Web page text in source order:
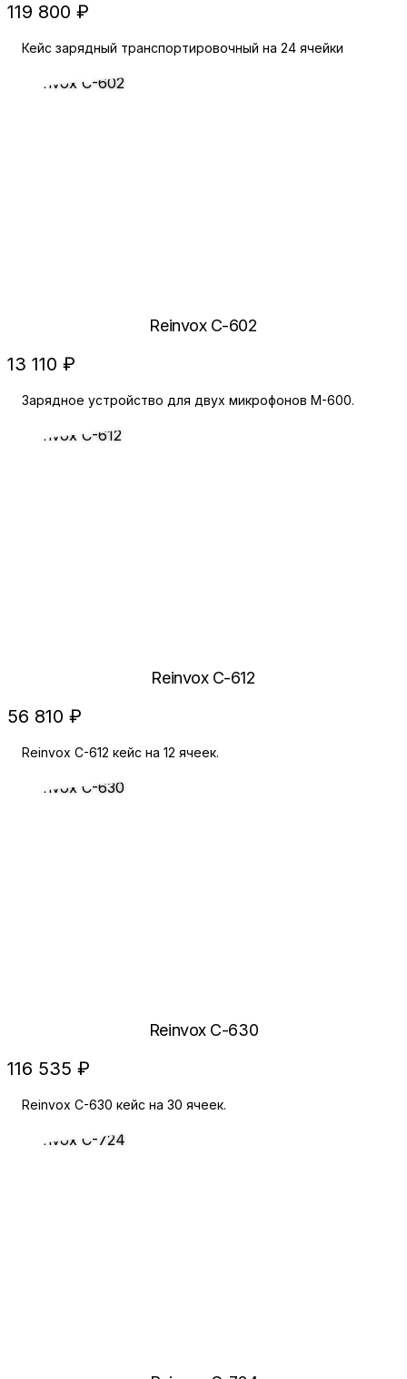
119 800 ₽
Кейс зарядный транспортировочный на 24 ячейки
Reinvox C-602
13 110 ₽
Зарядное устройство для двух микрофонов M-600.
Reinvox C-612
56 810 ₽
Reinvox C-612 кейс на 12 ячеек.
Reinvox C-630
116 535 ₽
Reinvox C-630 кейс на 30 ячеек.